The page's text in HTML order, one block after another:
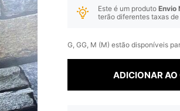
Este é um produto Envio
terão diferentes taxas
G, GG, M (M) estão disponíveis
ADICIONAR AO